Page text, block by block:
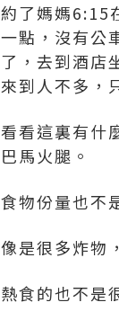
約了媽媽6:15
一點，沒有公
了，去到酒店
來到人不多，
看看這裏有什
巴馬火腿。
食物份量也不
像是很多炸物
熱食的也不是